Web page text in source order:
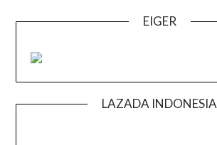
EIGER
LAZADA INDONESIA